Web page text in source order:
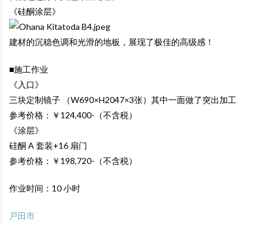
《硅酮涂层》
建材的沉稳色调和光滑的地板，展现了极佳的高级感！
■施工作业
《入口》
三块定制镜子 （W690×H2047×3张）其中一面做了突出加工
参考价格：￥124,400-（不含税）
《涂层》
硅酮 A 套装+16 扇门
参考价格：￥198,720-（不含税）
作业时间：10 小时
戸田市